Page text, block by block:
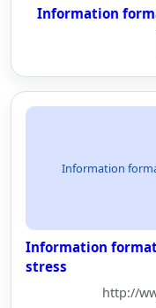
Information
Information
Information
stress
http://